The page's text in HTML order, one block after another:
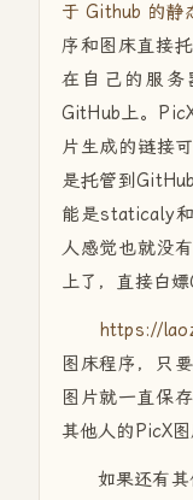
于 Github 的静
序和图床直接
在自己的服务
GitHub上。
片生成的链接
是托管到
能是staticaly
人感觉也就没
上了，直接白嫖
https://
图床程序，只
图片就一直保
其他人的PicX
如果还有其